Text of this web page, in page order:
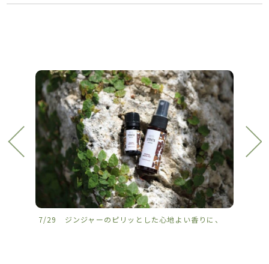
7/29 ジンジャーのピリッとした心地よい香りに、